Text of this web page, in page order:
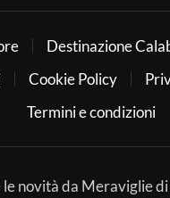
Destinazione
Cookie Policy
Termini e condizioni
novità da Meraviglie